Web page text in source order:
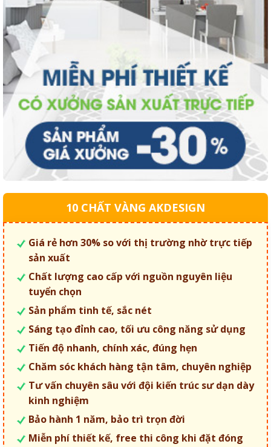
10 CHẤT VÀNG AKDESIGN
Giá rẻ hơn 30% so với thị trường nhờ trực tiếp
sản xuất
Chất lượng cao cấp với nguồn nguyên liệu
tuyển chọn
Sản phẩm tinh tế, sắc nét
Sáng tạo đỉnh cao, tối ưu công năng sử dụng
Tiến độ nhanh, chính xác, đúng hẹn
Chăm sóc khách hàng tận tâm, chuyên nghiệp
Tư vấn chuyên sâu với đội kiến trúc sư dạn dày
kinh nghiệm
Bảo hành 1 năm, bảo trì trọn đời
Miễn phí thiết kế, free thi công khi đặt đóng